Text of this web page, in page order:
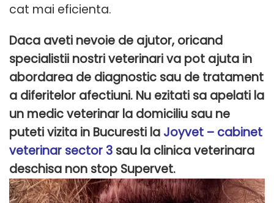
cat mai eficienta.
Daca aveti nevoie de ajutor, oricand
specialistii nostri veterinari va pot ajuta in
abordarea de diagnostic sau de tratament
a diferitelor afectiuni. Nu ezitati sa apelati la
un medic veterinar la domiciliu sau ne
puteti vizita in Bucuresti la Joyvet – cabinet
veterinar sector 3 sau la clinica veterinara
deschisa non stop Supervet.